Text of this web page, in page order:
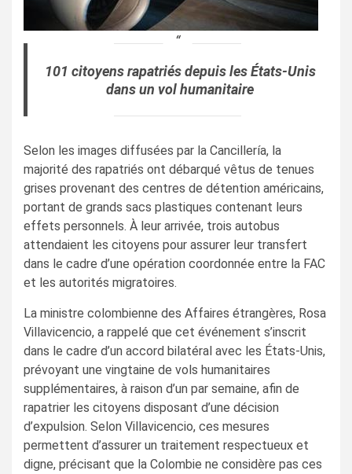
101 citoyens rapatriés depuis les États-Unis
dans un vol humanitaire
Selon les images diffusées par la Cancillería, la
majorité des rapatriés ont débarqué vêtus de tenues
grises provenant des centres de détention américains,
portant de grands sacs plastiques contenant leurs
effets personnels. À leur arrivée, trois autobus
attendaient les citoyens pour assurer leur transfert
dans le cadre d’une opération coordonnée entre la FAC
et les autorités migratoires.
La ministre colombienne des Affaires étrangères, Rosa
Villavicencio, a rappelé que cet événement s’inscrit
dans le cadre d’un accord bilatéral avec les États-Unis,
prévoyant une vingtaine de vols humanitaires
supplémentaires, à raison d’un par semaine, afin de
rapatrier les citoyens disposant d’une décision
d’expulsion. Selon Villavicencio, ces mesures
permettent d’assurer un traitement respectueux et
digne, précisant que la Colombie ne considère pas ces